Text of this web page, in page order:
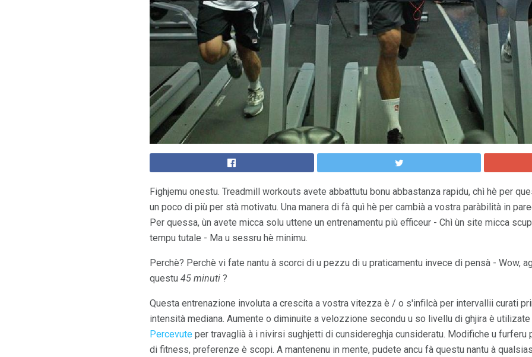
Fighjemu onestu. Treadmill workouts avete abbattutu bonu abbastanza rapidu, chì hè per
un poco di più per stà motivatu. Una manera di fà quì hè per cambià a vostra paràbilità in
Per quessa, ùn avete micca solu uttene un entrenamentu più efficeur - Chì ùn site micca
tempu tutale - Ma u sessru hè minimu.
Perchè? Perchè vi fate nantu à scorci di u pezzu di u praticamentu invece di pensà - Wow,
questu 45 minuti ?
Questa entrenazione involuta a crescita a vostra vitezza è / o s'infilcà per intervallii curati
intensità mediana. Aumente o diminuite a velozzione secondu u so livellu di ghjira è
Percevute per travaglià à i nivirsi sughjetti di cunsidereghja cunsideratu. Modifiche u furferu
di fitness, preferenze è scopi. A mantenenu in mente, pudete ancu fà questu nantu à